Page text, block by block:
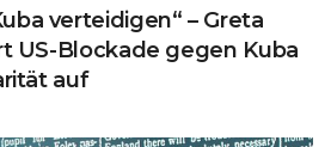
verteidigen“ – Greta
US-Blockade gegen Kuba
auf